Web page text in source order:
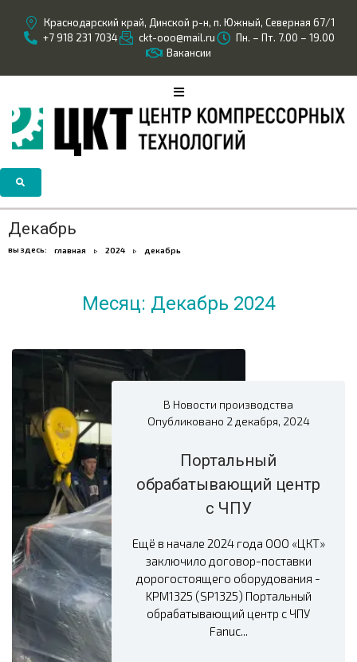
Краснодарский край, Динской р-н, п. Южный, Северная 67/1
+7 918 231 7034
ckt-ooo@mail.ru
Пн. – Пт. 7.00 – 19.00
Вакансии
Декабрь
вы здесь: главная 2024 декабрь
Месяц: Декабрь 2024
В Новости производства
Опубликовано 2 декабря, 2024
Портальный
обрабатывающий центр
с ЧПУ
Ещё в начале 2024 года ООО «ЦКТ»
заключило договор-поставки
дорогостоящего оборудования -
KPM1325 (SP1325) Портальный
обрабатывающий центр с ЧПУ
Fanuc...